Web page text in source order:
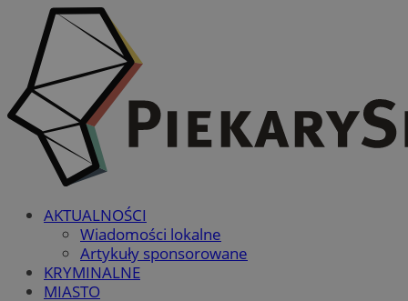
AKTUALNOŚCI
Wiadomości lokalne
Artykuły sponsorowane
KRYMINALNE
MIASTO